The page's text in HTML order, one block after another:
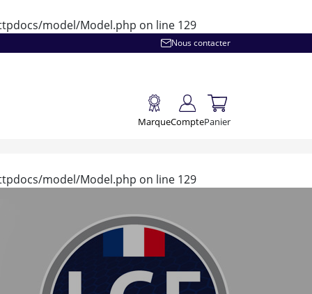
model/Model.php on line 129
Nous contacter
MarqueComptePanier
model/Model.php on line 129